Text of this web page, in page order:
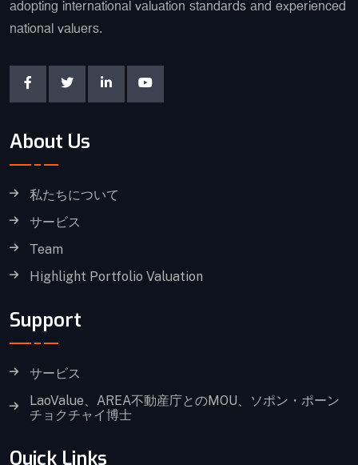
adopting international valuation standards and experienced
national valuers.
About Us
私たちについて
サービス
Team
Highlight Portfolio Valuation
Support
サービス
LaoValue、AREA不動産庁とのMOU、ソポン・ポーン
チョクチャイ博士
Quick Links